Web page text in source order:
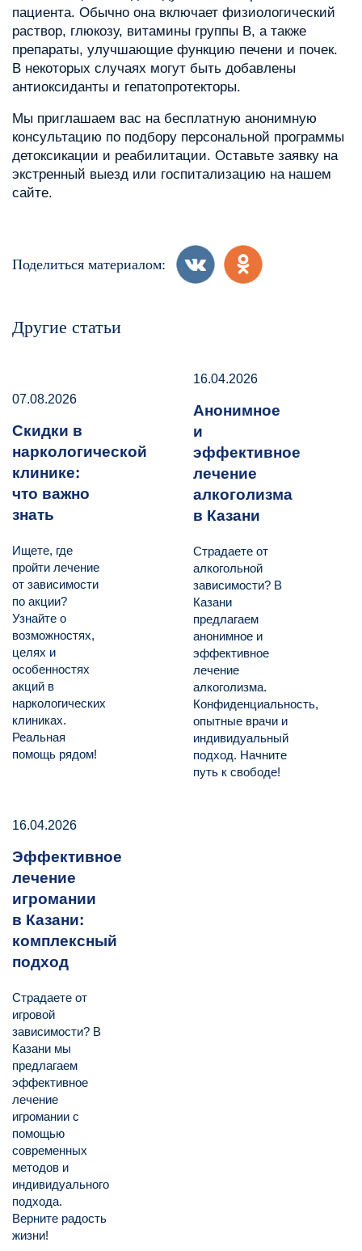
пациента. Обычно она включает физиологический
раствор, глюкозу, витамины группы B, а также
препараты, улучшающие функцию печени и почек.
В некоторых случаях могут быть добавлены
антиоксиданты и гепатопротекторы.
Мы приглашаем вас на бесплатную анонимную
консультацию по подбору персональной программы
детоксикации и реабилитации. Оставьте заявку на
экстренный выезд или госпитализацию на нашем
сайте.
Поделиться материалом:
Другие статьи
07.08.2026
Скидки в
наркологической
клинике:
что важно
знать
Ищете, где
пройти лечение
от зависимости
по акции?
Узнайте о
возможностях,
целях и
особенностях
акций в
наркологических
клиниках.
Реальная
помощь рядом!
16.04.2026
Анонимное
и
эффективное
лечение
алкоголизма
в Казани
Страдаете от
алкогольной
зависимости? В
Казани
предлагаем
анонимное и
эффективное
лечение
алкоголизма.
Конфиденциальность,
опытные врачи и
индивидуальный
подход. Начните
путь к свободе!
16.04.2026
Эффективное
лечение
игромании
в Казани:
комплексный
подход
Страдаете от
игровой
зависимости? В
Казани мы
предлагаем
эффективное
лечение
игромании с
помощью
современных
методов и
индивидуального
подхода.
Верните радость
жизни!